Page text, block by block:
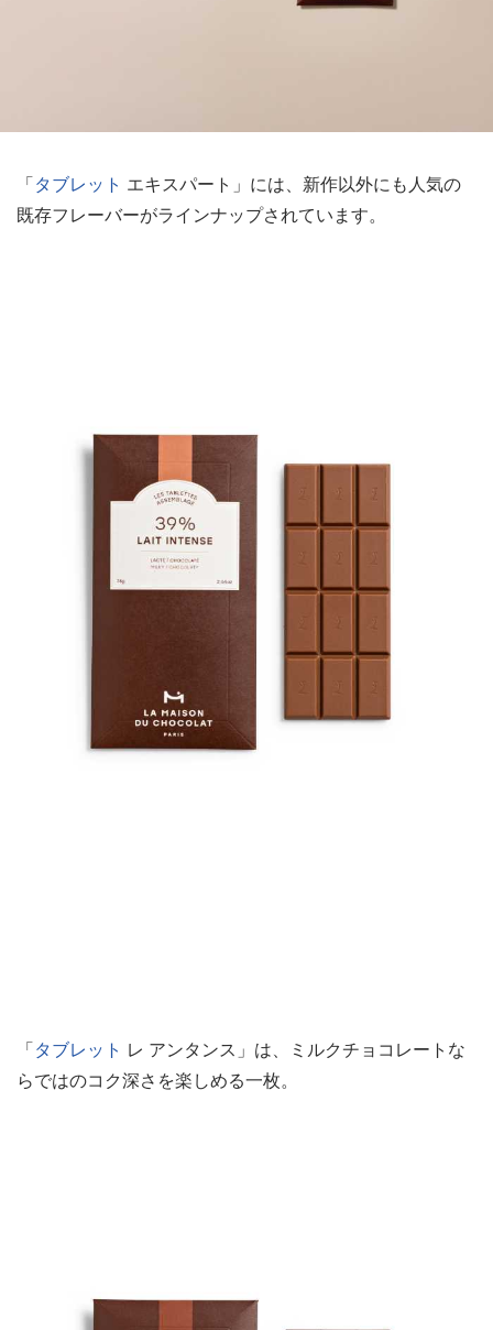
「タブレット エキスパート」には、新作以外にも人気の
既存フレーバーがラインナップされています。
「タブレット レ アンタンス」は、ミルクチョコレートな
らではのコク深さを楽しめる一枚。